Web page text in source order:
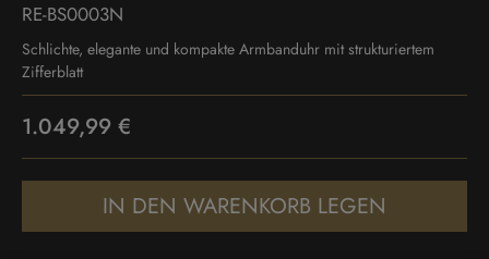
RE-BS0003N
Schlichte, elegante und kompakte Armbanduhr mit strukturiertem
Zifferblatt
1.049,99 €
IN DEN WARENKORB LEGEN